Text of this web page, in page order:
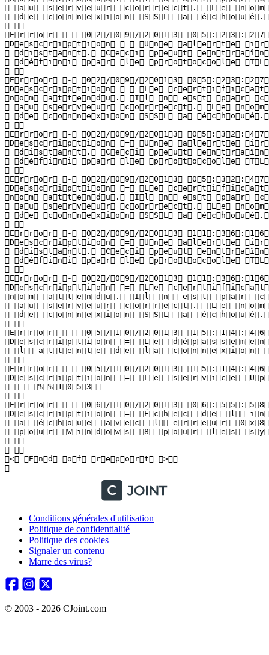
Conditions générales d'utilisation
Politique de confidentialité
Politique des cookies
Signaler un contenu
Marre des virus?
© 2003 - 2026 CJoint.com